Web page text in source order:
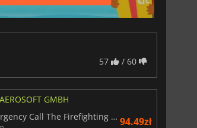
57 / 60
GMBH
Emergency Call The Firefighting Simulation 3 94.49zł